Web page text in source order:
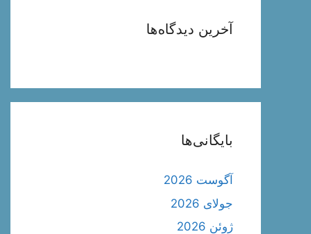
آخرین دیدگاه‌ها
بایگانی‌ها
آگوست 2026
جولای 2026
ژوئن 2026